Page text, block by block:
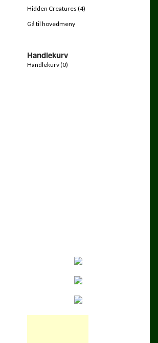
Hidden Creatures (4)
Gå til hovedmeny
Handlekurv
Handlekurv (0)